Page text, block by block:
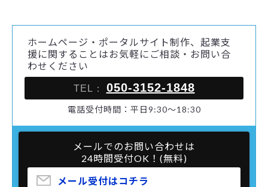
ホームページ・ポータルサイト制作、起業支
援に関することはお気軽にご相談・お問い合
わせください
TEL： 050-3152-1848
電話受付時間：平日9:30～18:30
メールでのお問い合わせは
24時間受付OK！(無料)
メール受付はコチラ